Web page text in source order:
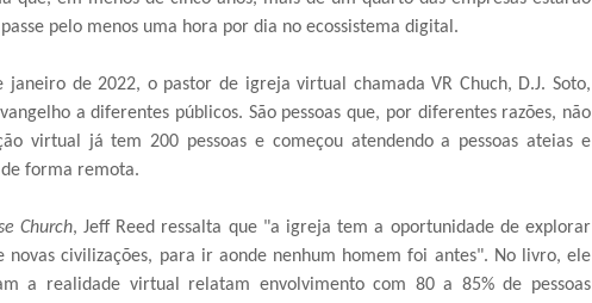
pelo menos uma hora por dia no ecossistema digital.
de 2022, o pastor de igreja virtual chamada VR Chuch, D.J. Soto,
a diferentes públicos. São pessoas que, por diferentes razões, não
virtual já tem 200 pessoas e começou atendendo a pessoas ateias e
forma remota.
Church, Jeff Reed ressalta que "a igreja tem a oportunidade de explorar
novas civilizações, para ir aonde nenhum homem foi antes". No livro, ele
a realidade virtual relatam envolvimento com 80 a 85% de pessoas